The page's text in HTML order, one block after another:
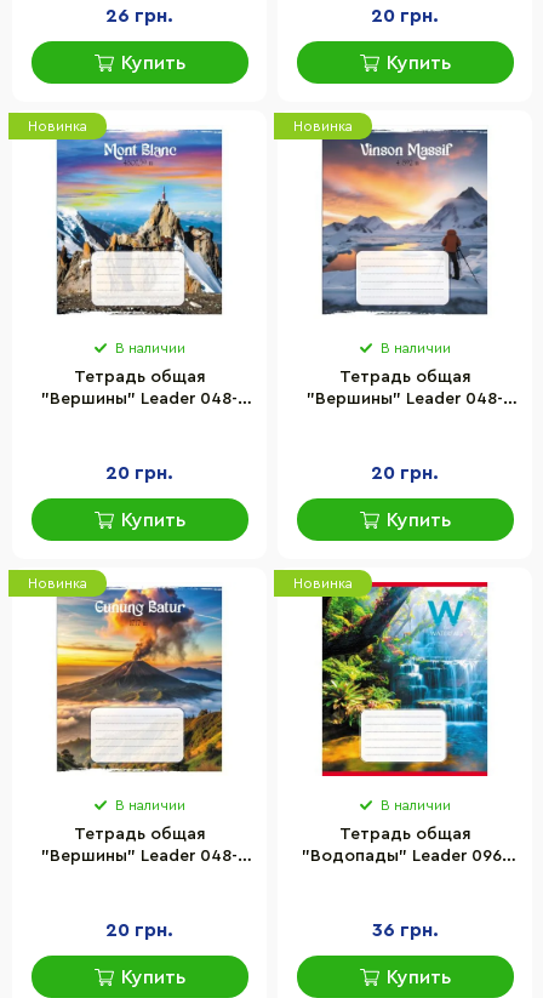
26 грн.
Купить
20 грн.
Купить
Новинка
В наличии
Тетрадь общая
"Вершины" Leader 048-
20 грн.
Купить
Новинка
В наличии
Тетрадь общая
"Вершины" Leader 048-
20 грн.
Купить
Новинка
В наличии
Тетрадь общая
"Вершины" Leader 048-
20 грн.
Купить
Новинка
В наличии
Тетрадь общая
"Водопады" Leader 096-
36 грн.
Купить